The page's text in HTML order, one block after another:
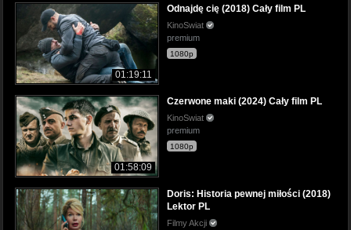
01:19:11
Odnajdę cię (2018) Cały film PL
KinoSwiat
premium
1080p
01:58:09
Czerwone maki (2024) Cały film PL
KinoSwiat
premium
1080p
Doris: Historia pewnej miłości (2018)
Lektor PL
Filmy Akcji